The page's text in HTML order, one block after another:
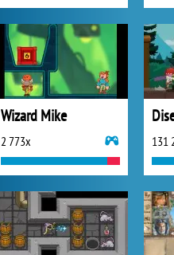
Wizard Mike
2 773x 131